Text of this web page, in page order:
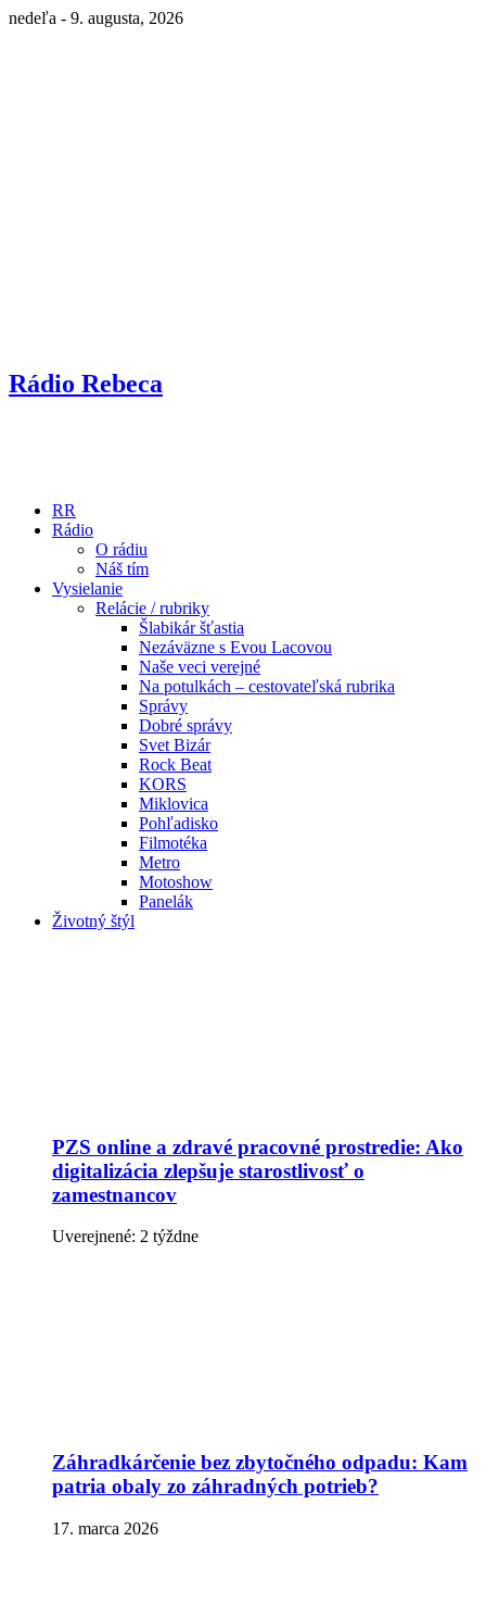
nedeľa - 9. augusta, 2026
Rádio Rebeca
RR
Rádio
O rádiu
Náš tím
Vysielanie
Relácie / rubriky
Šlabikár šťastia
Nezáväzne s Evou Lacovou
Naše veci verejné
Na potulkách – cestovateľská rubrika
Správy
Dobré správy
Svet Bizár
Rock Beat
KORS
Miklovica
Pohľadisko
Filmotéka
Metro
Motoshow
Panelák
Životný štýl
PZS online a zdravé pracovné prostredie: Ako
digitalizácia zlepšuje starostlivosť o
zamestnancov
Uverejnené: 2 týždne
Záhradkárčenie bez zbytočného odpadu: Kam
patria obaly zo záhradných potrieb?
17. marca 2026